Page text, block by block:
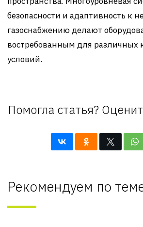
безопасности и адаптивность к
газоснабжению делают
востребованным для различных
условий.
Помогла статья?
Рекомендуем по